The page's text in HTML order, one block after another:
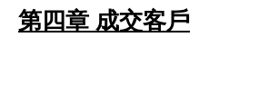
第四章 成交客戶